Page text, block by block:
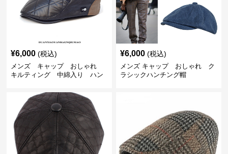
¥6,000 (税込)
メンズ キャップ おしゃれ
キルティング 中綿入り ハン
¥6,000 (税込)
メンズ キャップ おしゃれ ク
ラシックハンチング帽